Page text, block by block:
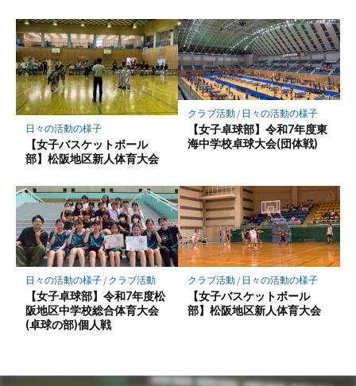
日々の活動の様子
【女子バスケットボール
部】松阪地区新人体育大会
クラブ活動/ 日々の活動の様子
【女子卓球部】令和7年度東
海中学校卓球大会(団体戦)
日々の活動の様子/ クラブ活動
【女子卓球部】令和7年度松
阪地区中学校総合体育大会
(卓球の部)個人戦
クラブ活動/ 日々の活動の様子
【女子バスケットボール
部】松阪地区新人体育大会